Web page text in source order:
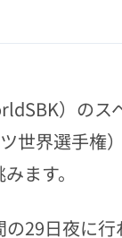
）の
世界選手権
ます。
29日夜に